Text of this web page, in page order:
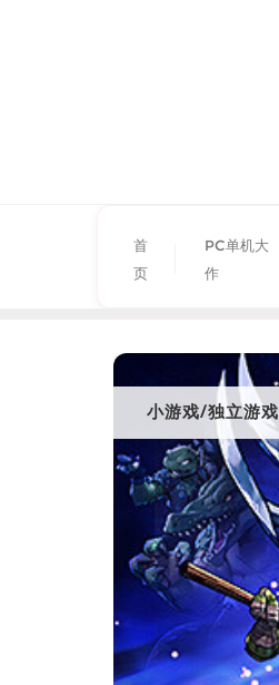
首
页
PC单机大
作
小游戏/独立游戏